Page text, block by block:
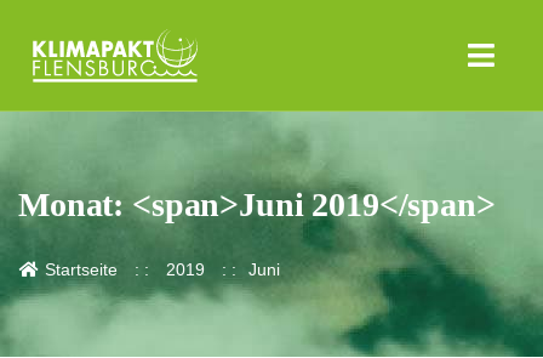
Monat: <span>Juni 2019</span>
Startseite 2019 Juni